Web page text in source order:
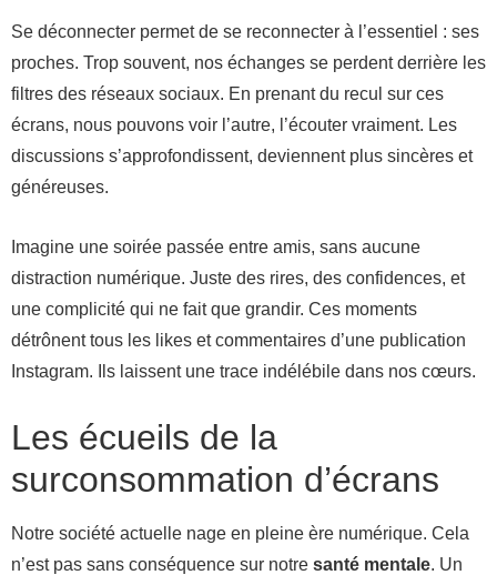
Se déconnecter permet de se reconnecter à l’essentiel : ses
proches. Trop souvent, nos échanges se perdent derrière les
filtres des réseaux sociaux. En prenant du recul sur ces
écrans, nous pouvons voir l’autre, l’écouter vraiment. Les
discussions s’approfondissent, deviennent plus sincères et
généreuses.
Imagine une soirée passée entre amis, sans aucune
distraction numérique. Juste des rires, des confidences, et
une complicité qui ne fait que grandir. Ces moments
détrônent tous les likes et commentaires d’une publication
Instagram. Ils laissent une trace indélébile dans nos cœurs.
Les écueils de la
surconsommation d’écrans
Notre société actuelle nage en pleine ère numérique. Cela
n’est pas sans conséquence sur notre santé mentale. Un